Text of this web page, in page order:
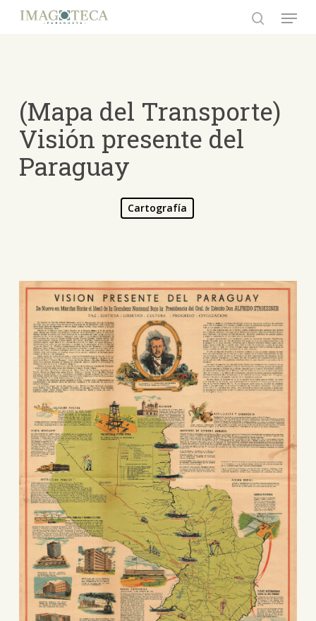
Menu
(Mapa del Transporte)
Visión presente del
Paraguay
Cartografía